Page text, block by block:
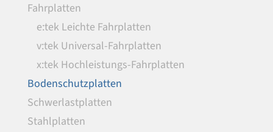
Fahrplatten
e:tek Leichte Fahrplatten
v:tek Universal-Fahrplatten
x:tek Hochleistungs-Fahrplatten
Bodenschutzplatten
Schwerlastplatten
Stahlplatten